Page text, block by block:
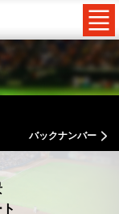
バックナンバー